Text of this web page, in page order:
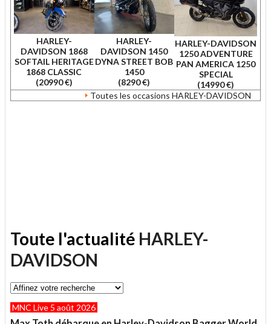
HARLEY-
DAVIDSON 1868
SOFTAIL HERITAGE
1868 CLASSIC
(20990 €)
HARLEY-
DAVIDSON 1450
DYNA STREET BOB
1450
(8290 €)
HARLEY-DAVIDSON
1250 ADVENTURE
PAN AMERICA 1250
SPECIAL
(14990 €)
Toutes les occasions HARLEY-DAVIDSON
Toute l'actualité HARLEY-
DAVIDSON
MNC Live 5 août 2026